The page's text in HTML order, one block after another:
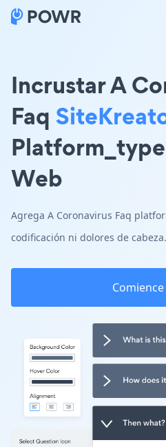
Incrustar A
Faq
Web
Agrega A Coronavirus Faq
codificación ni dolores de cabeza.